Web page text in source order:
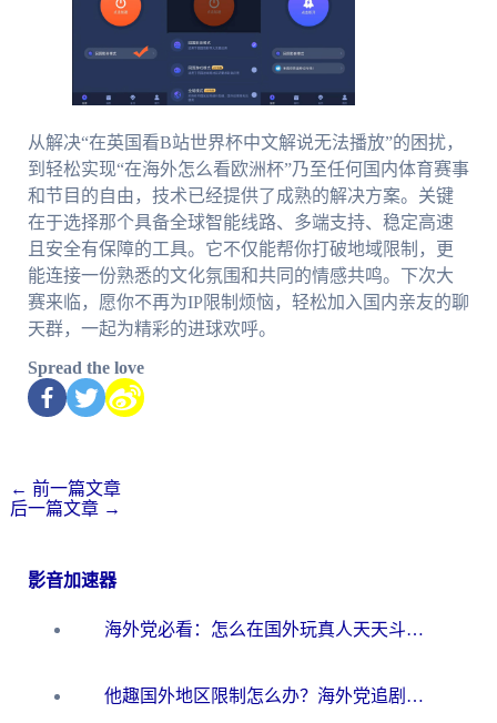
从解决“在英国看B站世界杯中文解说无法播放”的困扰，
到轻松实现“在海外怎么看欧洲杯”乃至任何国内体育赛事
和节目的自由，技术已经提供了成熟的解决方案。关键
在于选择那个具备全球智能线路、多端支持、稳定高速
且安全有保障的工具。它不仅能帮你打破地域限制，更
能连接一份熟悉的文化氛围和共同的情感共鸣。下次大
赛来临，愿你不再为IP限制烦恼，轻松加入国内亲友的聊
天群，一起为精彩的进球欢呼。
Spread the love
← 前一篇文章
后一篇文章 →
影音加速器
海外党必看：怎么在国外玩真人天天斗地主？附证券开户、音乐定位修改全攻略
他趣国外地区限制怎么办？海外党追剧听歌看直播的一站式解决方案